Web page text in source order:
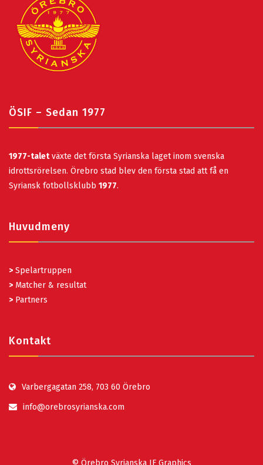
ÖSIF – Sedan 1977
1977-taletväxte det första Syrianska laget inom svenska
idrottsrörelsen. Örebro stad blev den första stad att få en
Syriansk fotbollsklubb 1977.
Huvudmeny
> Spelartruppen
> Matcher & resultat
> Partners
Kontakt
Varbergagatan 258, 703 60 Örebro
info@orebrosyrianska.com
© Örebro Syrianska IF Graphics